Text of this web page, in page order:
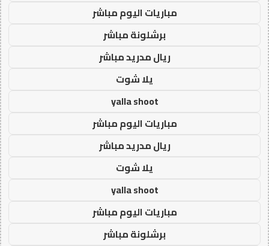
مباريات اليوم مباشر
برشلونة مباشر
ريال مدريد مباشر
يلا شوت
yalla shoot
مباريات اليوم مباشر
ريال مدريد مباشر
يلا شوت
yalla shoot
مباريات اليوم مباشر
برشلونة مباشر